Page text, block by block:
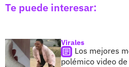
Te puede interesar:
Virales
Los mejores
polémico video